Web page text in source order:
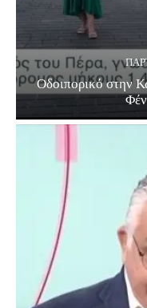
Οδοιπορικό στην